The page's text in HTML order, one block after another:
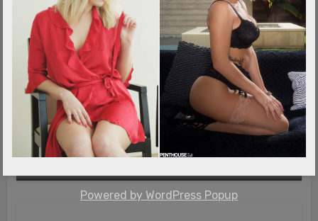
Erotika Blogok
Az otthona előtt lett gyilkosság
áldozata az ismert labdarúgó
admin aug 7, 2026
Powered by WordPress Popup